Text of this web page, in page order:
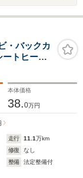
・バックカ
ートヒータ
本体価格
38.0万円
走行 11.1万km
修復
なし
整備
法定整備付